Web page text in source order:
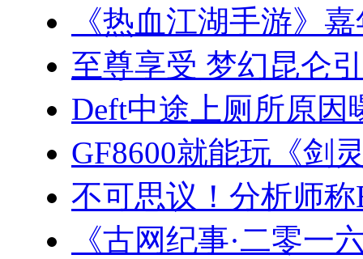
《热血江湖手游》
至尊享受 梦幻昆仑
Deft中途上厕所原因
GF8600就能玩《剑
不可思议！分析师
《古网纪事·二零一